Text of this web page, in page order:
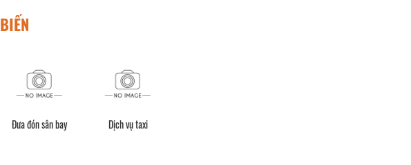
Đưa đón sân bay Dịch vụ taxi